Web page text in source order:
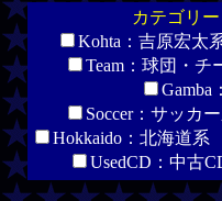
カテゴリー
Kohta：吉原宏
Team：球団・
Soccer：サッカ
Hokkaido：北海道系
UsedCD：中古